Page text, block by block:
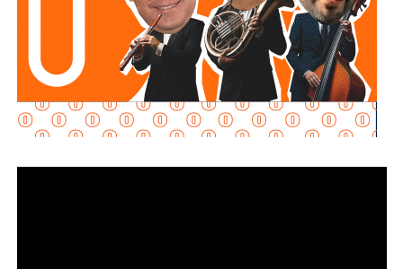
“Son acuerdos voluntarios que nos permiten ordenar el
mercado (…) quien comercializa gasolina, diésel, la
canasta PACIC, el jitomate, acuerda este esquema que nos
permite disminuir los precios. Es un esfuerzo muy